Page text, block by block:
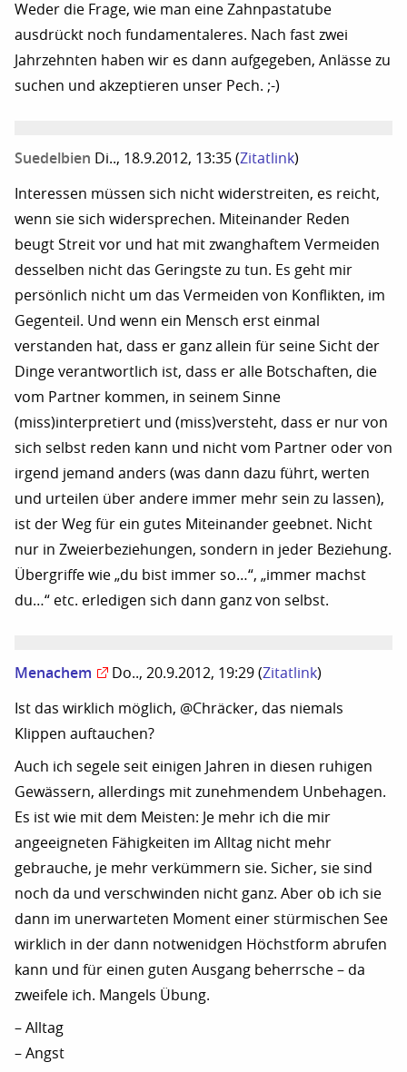
Weder die Frage, wie man eine Zahnpastatube
ausdrückt noch fundamentaleres. Nach fast zwei
Jahrzehnten haben wir es dann aufgegeben, Anlässe zu
suchen und akzeptieren unser Pech. ;-)
Suedelbien Di.., 18.9.2012, 13:35 (Zitatlink)
Interessen müssen sich nicht widerstreiten, es reicht,
wenn sie sich widersprechen. Miteinander Reden
beugt Streit vor und hat mit zwanghaftem Vermeiden
desselben nicht das Geringste zu tun. Es geht mir
persönlich nicht um das Vermeiden von Konflikten, im
Gegenteil. Und wenn ein Mensch erst einmal
verstanden hat, dass er ganz allein für seine Sicht der
Dinge verantwortlich ist, dass er alle Botschaften, die
vom Partner kommen, in seinem Sinne
(miss)interpretiert und (miss)versteht, dass er nur von
sich selbst reden kann und nicht vom Partner oder von
irgend jemand anders (was dann dazu führt, werten
und urteilen über andere immer mehr sein zu lassen),
ist der Weg für ein gutes Miteinander geebnet. Nicht
nur in Zweierbeziehungen, sondern in jeder Beziehung.
Übergriffe wie „du bist immer so…“, „immer machst
du…“ etc. erledigen sich dann ganz von selbst.
Menachem Do.., 20.9.2012, 19:29 (Zitatlink)
Ist das wirklich möglich, @Chräcker, das niemals
Klippen auftauchen?
Auch ich segele seit einigen Jahren in diesen ruhigen
Gewässern, allerdings mit zunehmendem Unbehagen.
Es ist wie mit dem Meisten: Je mehr ich die mir
angeeigneten Fähigkeiten im Alltag nicht mehr
gebrauche, je mehr verkümmern sie. Sicher, sie sind
noch da und verschwinden nicht ganz. Aber ob ich sie
dann im unerwarteten Moment einer stürmischen See
wirklich in der dann notwenidgen Höchstform abrufen
kann und für einen guten Ausgang beherrsche – da
zweifele ich. Mangels Übung.
– Alltag
– Angst